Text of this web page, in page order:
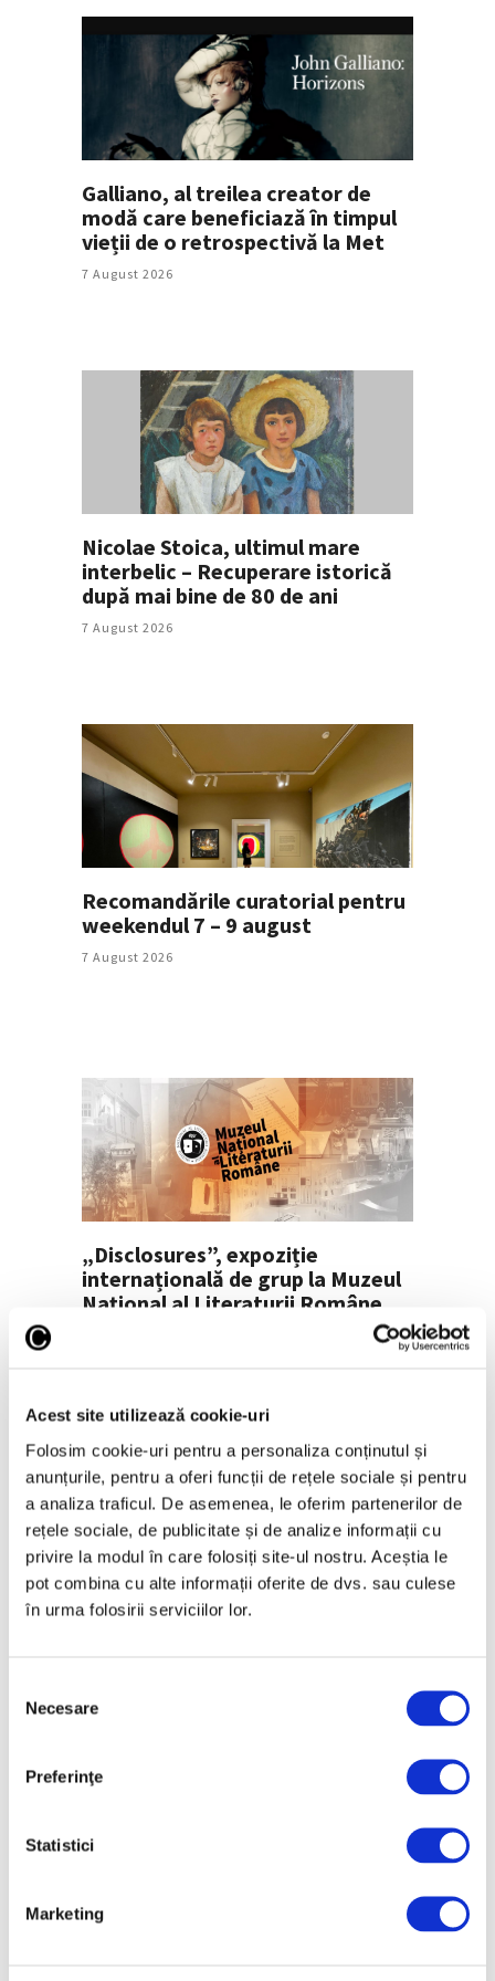
Acest site utilizează cookie-uri
Folosim cookie-uri pentru a personaliza conținutul și
anunțurile, pentru a oferi funcții de rețele sociale și pentru
a analiza traficul. De asemenea, le oferim partenerilor de
rețele sociale, de publicitate și de analize informații cu
privire la modul în care folosiți site-ul nostru. Aceștia le
pot combina cu alte informații oferite de dvs. sau culese
în urma folosirii serviciilor lor.
consimțământului
Necesare
Preferinţe
Statistici
Marketing
Galliano, al treilea creator de
modă care beneficiază în timpul
vieții de o retrospectivă la Met
7 August 2026
Nicolae Stoica, ultimul mare
interbelic – Recuperare istorică
după mai bine de 80 de ani
7 August 2026
Recomandările curatorial pentru
weekendul 7 – 9 august
7 August 2026
„Disclosures”, expoziție
internațională de grup la Muzeul
Național al Literaturii Române
Salonul Soleil de l’Est, în galeriile
lui Brâncuși, în expoziție